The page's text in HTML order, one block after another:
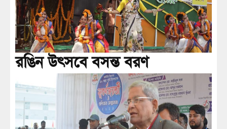
রঙিন উৎসবে বসন্ত বরণ